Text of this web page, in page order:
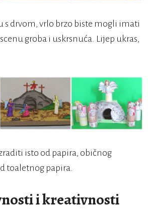
s drvom, vrlo brzo biste mogli imati
groba i uskrsnuća. Lijep ukras,
isto od papira, običnog
toaletnog papira.
i kreativnosti